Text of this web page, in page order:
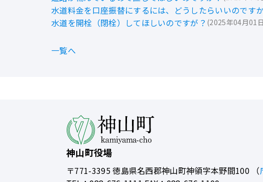
水道料金を口座振替にするには、どうしたらいいのです
水道を開栓（閉栓）してほしいのですが？ 2025年04月01日
一覧へ
神山町役場
〒771-3395徳島県名西郡神山町神領字本野間100 （